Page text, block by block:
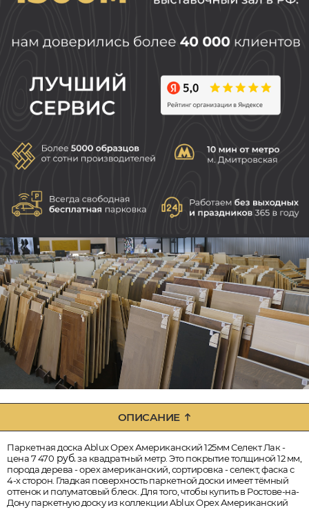
ОПИСАНИЕ
Паркетная доска Ablux Орех Американский 125мм Селект Лак -
цена 7 470 руб.за квадратный метр. Это покрытие толщиной 12 мм,
порода дерева - орех американский, сортировка - селект, фаска с
4-х сторон. Гладкая поверхность паркетной доски имеет тёмный
оттенок и полуматовый блеск. Для того, чтобы купить в Ростове-на-
Дону паркетную доску из коллекции Ablux Орех Американский